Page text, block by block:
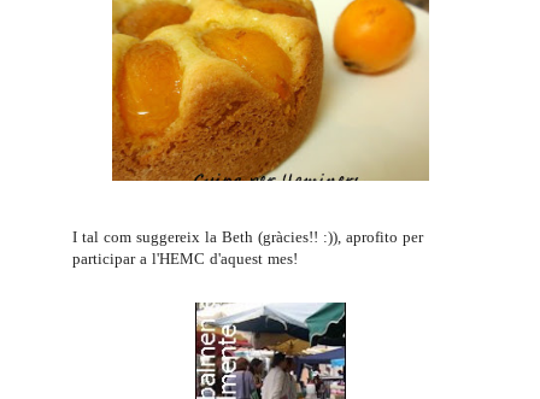
I tal com suggereix la Beth (gràcies!! :)), aprofito per
participar a l'HEMC d'aquest mes!